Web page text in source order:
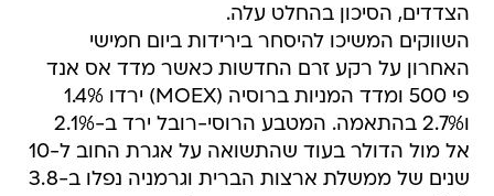
הצדדים, הסיכון בהחלט עלה.
השווקים המשיכו להיסחר בירידות ביום חמישי
האחרון על רקע זרם החדשות כאשר מדד אס אנד
פי 500 ומדד המניות ברוסיה (MOEX) ירדו 1.4%
ו2.7% בהתאמה. המטבע הרוסי-רובל ירד ב-2.1%
אל מול הדולר בעוד שהתשואה על אגרת החוב ל-10
שנים של ממשלת ארצות הברית וגרמניה נפלו ב-3.8